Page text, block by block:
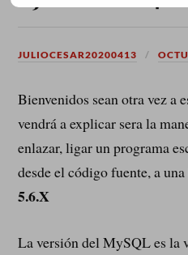
JULIOCESAR20200413
Bienvenidos sean otra vez a
vendrá a explicar sera la
enlazar, ligar un programa
desde el código fuente, a
5.6.X
La versión del MySQL es la